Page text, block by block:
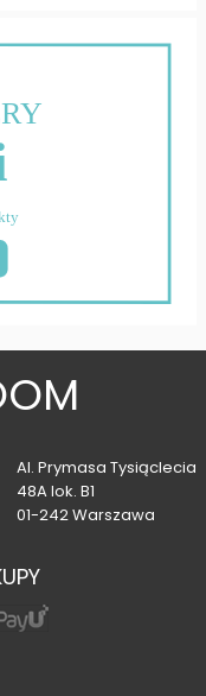
Al. Prymasa Tysiąclecia
48A lok. B1
01-242 Warszawa